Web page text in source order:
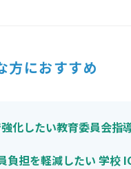
方におすすめ
化したい教育委員会指
負担を軽減したい 学校